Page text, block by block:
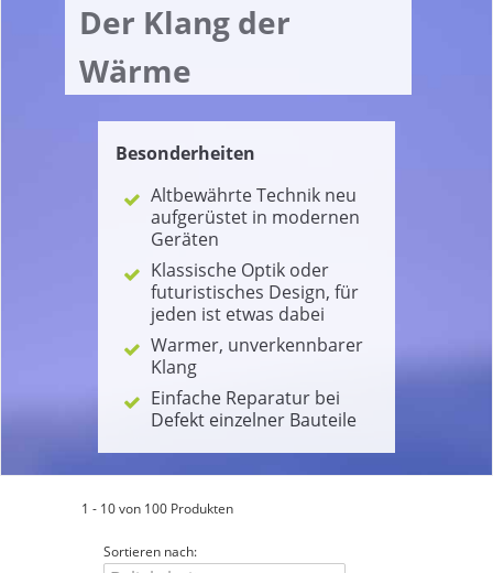
Der Klang der
Wärme
Besonderheiten
Altbewährte Technik neu
aufgerüstet in modernen
Geräten
Klassische Optik oder
futuristisches Design, für
jeden ist etwas dabei
Warmer, unverkennbarer
Klang
Einfache Reparatur bei
Defekt einzelner Bauteile
1 - 10 von 100 Produkten
Sortieren nach: